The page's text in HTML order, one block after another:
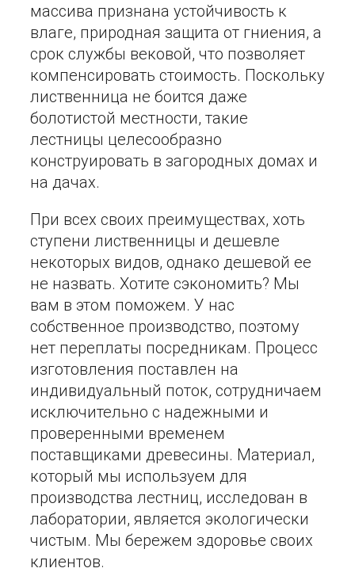
массива признана устойчивость к
влаге, природная защита от гниения, а
срок службы вековой, что позволяет
компенсировать стоимость. Поскольку
лиственница не боится даже
болотистой местности, такие
лестницы целесообразно
конструировать в загородных домах и
на дачах.
При всех своих преимуществах, хоть
ступени лиственницы и дешевле
некоторых видов, однако дешевой ее
не назвать. Хотите сэкономить? Мы
вам в этом поможем. У нас
собственное производство, поэтому
нет переплаты посредникам. Процесс
изготовления поставлен на
индивидуальный поток, сотрудничаем
исключительно с надежными и
проверенными временем
поставщиками древесины. Материал,
который мы используем для
производства лестниц, исследован в
лаборатории, является экологически
чистым. Мы бережем здоровье своих
клиентов.